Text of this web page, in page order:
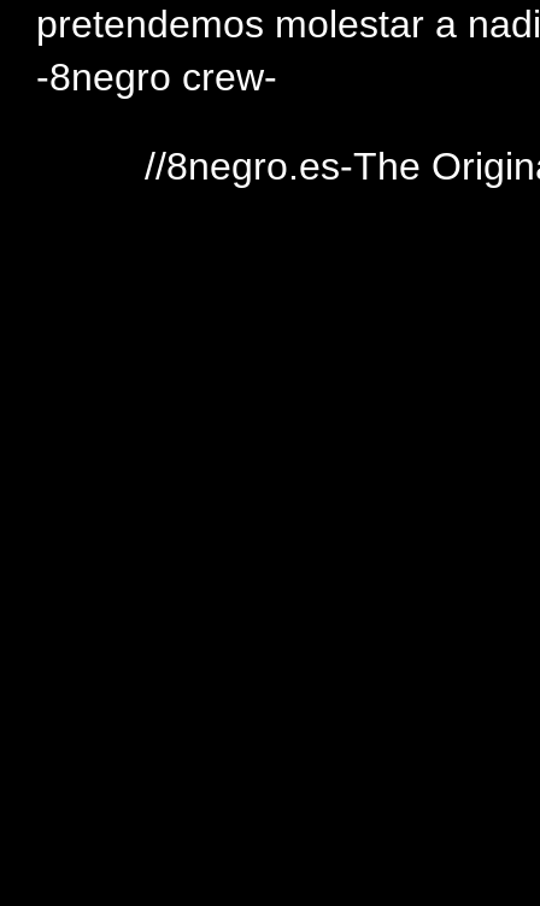
pretendemos molestar a
-8negro crew-
//8negro.es-The